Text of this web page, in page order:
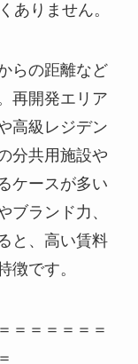
ありません。
らの距離など
再開発エリア
高級レジデン
分共用施設や
ケースが多い
ブランド力、
と、高い賃料
徴です。
＝＝＝＝＝＝